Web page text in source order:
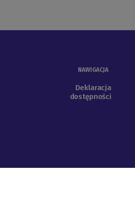
NAWIGACJA
Deklaracja
dostępności